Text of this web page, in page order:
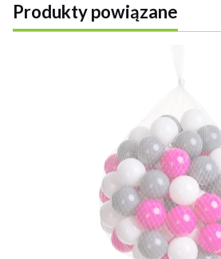
Produkty powiązane